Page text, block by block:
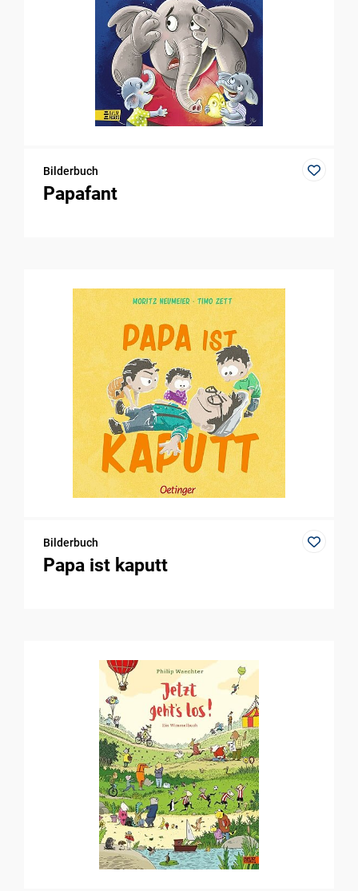
Bilderbuch
Papafant
Bilderbuch
Papa ist kaputt